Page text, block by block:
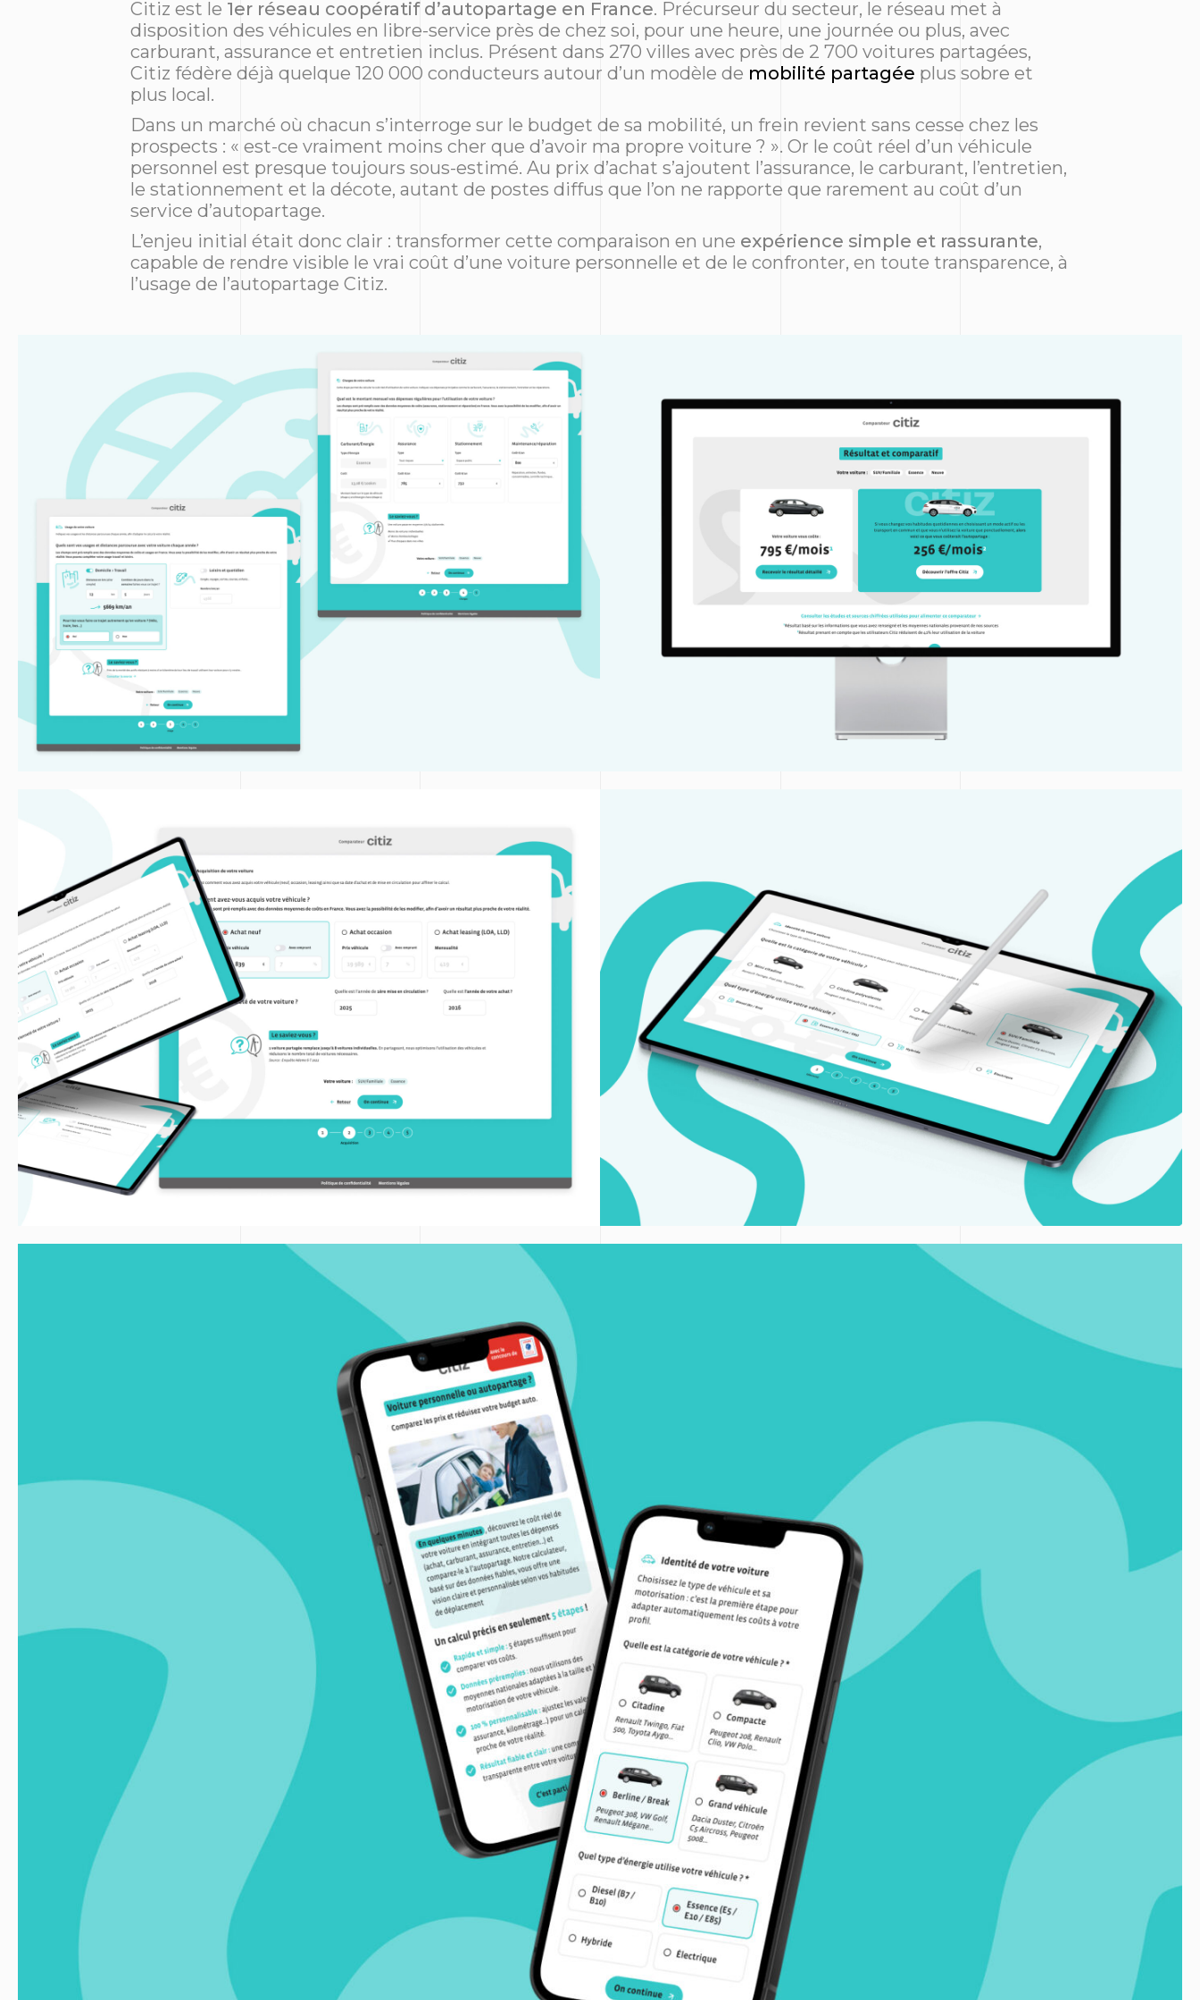
Citiz est le 1er réseau coopératif d’autopartage en France. Précurseur du secteur, le réseau met à
disposition des véhicules en libre-service près de chez soi, pour une heure, une journée ou plus, avec
carburant, assurance et entretien inclus. Présent dans 270 villes avec près de 2 700 voitures partagées,
Citiz fédère déjà quelque 120 000 conducteurs autour d’un modèle de mobilité partagée plus sobre et
plus local.
Dans un marché où chacun s’interroge sur le budget de sa mobilité, un frein revient sans cesse chez les
prospects : « est-ce vraiment moins cher que d’avoir ma propre voiture ? ». Or le coût réel d’un véhicule
personnel est presque toujours sous-estimé. Au prix d’achat s’ajoutent l’assurance, le carburant, l’entretien,
le stationnement et la décote, autant de postes diffus que l’on ne rapporte que rarement au coût d’un
service d’autopartage.
L’enjeu initial était donc clair : transformer cette comparaison en une expérience simple et rassurante,
capable de rendre visible le vrai coût d’une voiture personnelle et de le confronter, en toute transparence, à
l’usage de l’autopartage Citiz.